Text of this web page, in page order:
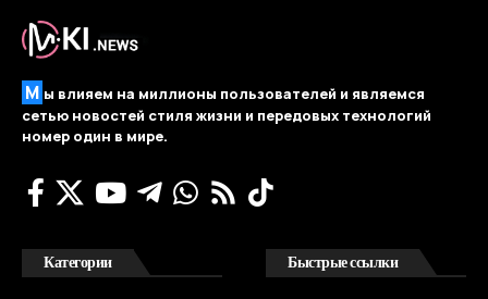
М ы влияем на миллионы пользователей и являемся
сетью новостей стиля жизни и передовых технологий
номер один в мире.
Категории Быстрые ссылки